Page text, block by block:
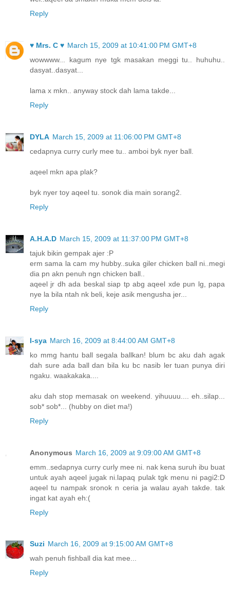
Reply
♥ Mrs. C ♥ March 15, 2009 at 10:41:00 PM GMT+8
wowwww... kagum nye tgk masakan meggi tu.. huhuhu..
dasyat..dasyat...
lama x mkn.. anyway stock dah lama takde...
Reply
DYLA March 15, 2009 at 11:06:00 PM GMT+8
cedapnya curry curly mee tu.. amboi byk nyer ball.
aqeel mkn apa plak?
byk nyer toy aqeel tu. sonok dia main sorang2.
Reply
A.H.A.D March 15, 2009 at 11:37:00 PM GMT+8
tajuk bikin gempak ajer :P
erm sama la cam my hubby..suka giler chicken ball ni..megi
dia pn akn penuh ngn chicken ball..
aqeel jr dh ada beskal siap tp abg aqeel xde pun lg, papa
nye la bila ntah nk beli, keje asik mengusha jer...
Reply
I-sya March 16, 2009 at 8:44:00 AM GMT+8
ko mmg hantu ball segala ballkan! blum bc aku dah agak
dah sure ada ball dan bila ku bc nasib ler tuan punya diri
ngaku. waakakaka....
aku dah stop memasak on weekend. yihuuuu.... eh..silap...
sob* sob*... (hubby on diet ma!)
Reply
Anonymous March 16, 2009 at 9:09:00 AM GMT+8
emm..sedapnya curry curly mee ni. nak kena suruh ibu buat
untuk ayah aqeel jugak ni.lapaq pulak tgk menu ni pagi2:D
aqeel tu nampak sronok n ceria ja walau ayah takde. tak
ingat kat ayah eh:(
Reply
Suzi March 16, 2009 at 9:15:00 AM GMT+8
wah penuh fishball dia kat mee...
Reply